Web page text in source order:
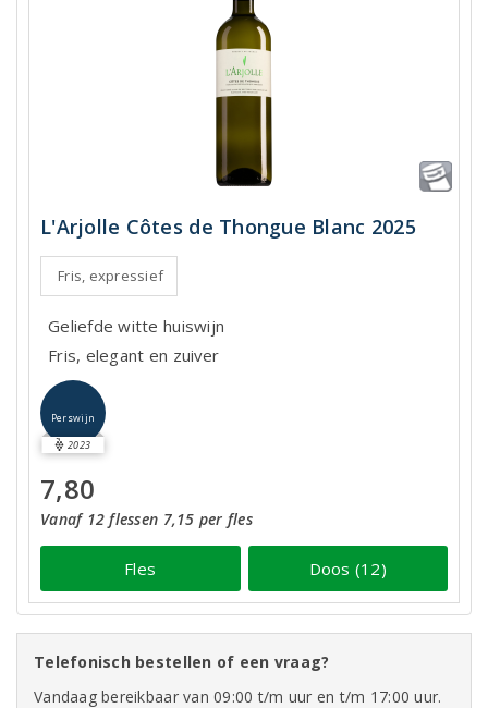
L'Arjolle Côtes de Thongue Blanc 2025
Fris, expressief
Geliefde witte huiswijn
Fris, elegant en zuiver
Perswijn
2023
7,80
Vanaf 12 flessen 7,15 per fles
Fles Doos (12)
Telefonisch bestellen of een vraag?
Vandaag bereikbaar van 09:00 t/m uur en t/m 17:00 uur.